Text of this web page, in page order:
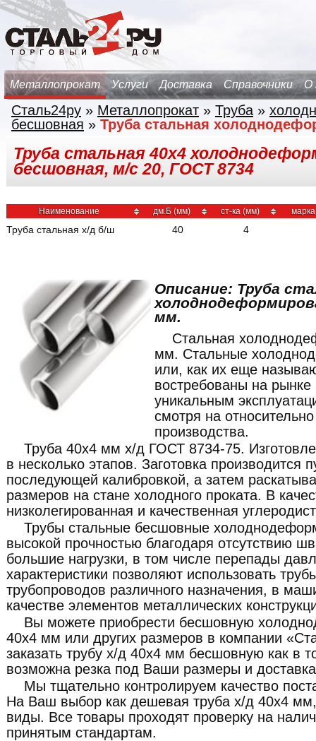
Металлопрокат Услуги Доставка Справочники О
Сталь24ру » Металлопрокат » Труба »
бесшовная » Труба стальная
Труба стальная 40х4
бесшовная, м/с 20, ГОСТ 8734
Наименование дм.Б (мм) ст-ка (мм)
Труба стальная х/д б/ш 40 4
Описание: Труба
мм.
Стальная
мм. Стальные
или, как их еще
востребованы на
уникальным
смотря на
производства.
Труба 40x4 мм х/д ГОСТ 8734-75.
в несколько этапов. Заготовка производится
последующей калибровкой, а затем
размеров на стане холодного проката. В
низколегированная и качественная
Трубы стальные бесшовные
высокой прочностью благодаря отсутствию
большие нагрузки, в том числе перепады
характеристики позволяют использовать
трубопроводов различного назначения, в
качестве элементов металлических
Вы можете приобрести бесшовную
40x4 мм или других размеров в компании
заказать трубу х/д 40x4 мм бесшовную как в
возможна резка под Ваши размеры и
Мы тщательно контролируем качество
На Ваш выбор как дешевая труба х/д 40x4
виды. Все товары проходят проверку на
принятым стандартам.